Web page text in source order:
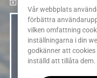
Vår webbplats
förbättra
vilken omfattning
inställningarna i din
godkänner att
inställd att tillåta dem.